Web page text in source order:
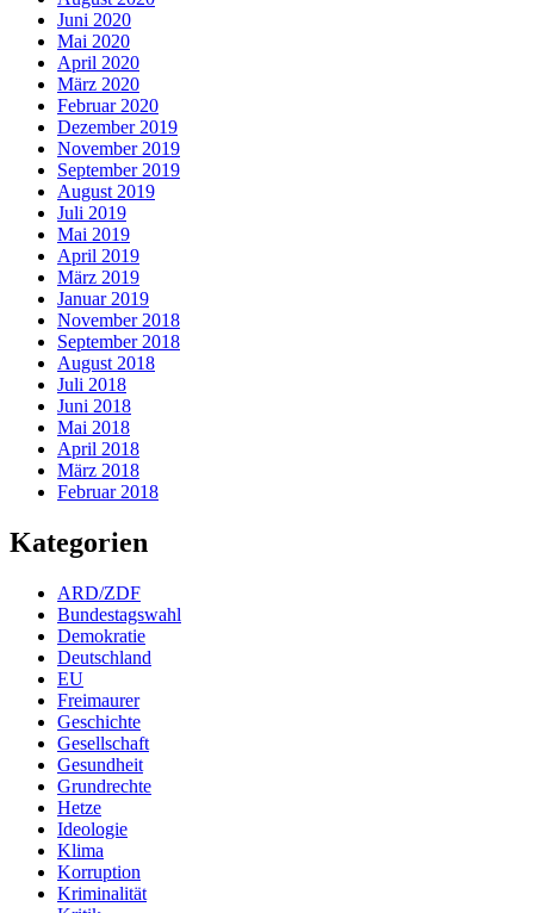
Juni 2020
Mai 2020
April 2020
März 2020
Februar 2020
Dezember 2019
November 2019
September 2019
August 2019
Juli 2019
Mai 2019
April 2019
März 2019
Januar 2019
November 2018
September 2018
August 2018
Juli 2018
Juni 2018
Mai 2018
April 2018
März 2018
Februar 2018
Kategorien
ARD/ZDF
Bundestagswahl
Demokratie
Deutschland
EU
Freimaurer
Geschichte
Gesellschaft
Gesundheit
Grundrechte
Hetze
Ideologie
Klima
Korruption
Kriminalität